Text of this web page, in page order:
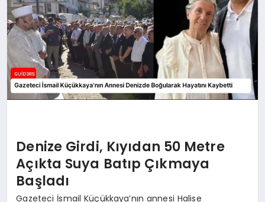
Denize Girdi, Kıyıdan 50 Metre
Açıkta Suya Batıp Çıkmaya
Başladı
Gazeteci İsmail Küçükkaya’nın annesi Halise